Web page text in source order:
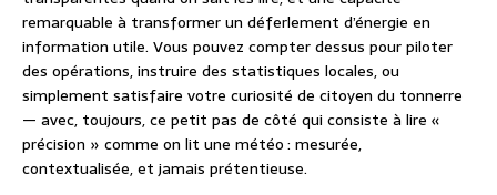
remarquable à transformer un déferlement d’énergie en
information utile. Vous pouvez compter dessus pour piloter
des opérations, instruire des statistiques locales, ou
simplement satisfaire votre curiosité de citoyen du tonnerre
— avec, toujours, ce petit pas de côté qui consiste à lire «
précision » comme on lit une météo : mesurée,
contextualisée, et jamais prétentieuse.